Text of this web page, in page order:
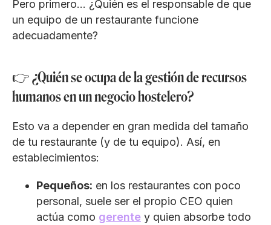
Pero primero… ¿Quién es el responsable de que
un equipo de un restaurante funcione
adecuadamente?
👉 ¿Quién se ocupa de la gestión de recursos
humanos en un negocio hostelero?
Esto va a depender en gran medida del tamaño
de tu restaurante (y de tu equipo). Así, en
establecimientos:
Pequeños: en los restaurantes con poco
personal, suele ser el propio CEO quien
actúa como gerente y quien absorbe todo